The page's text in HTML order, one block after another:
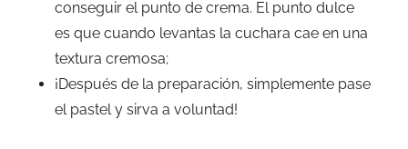
conseguir el punto de crema. El punto dulce
es que cuando levantas la cuchara cae en una
textura cremosa;
¡Después de la preparación, simplemente pase
el pastel y sirva a voluntad!